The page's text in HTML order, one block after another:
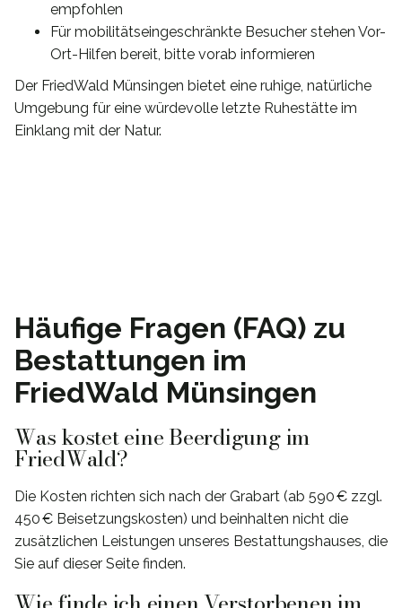
empfohlen
Für mobilitätseingeschränkte Besucher stehen Vor-
Ort-Hilfen bereit, bitte vorab informieren
Der FriedWald Münsingen bietet eine ruhige, natürliche
Umgebung für eine würdevolle letzte Ruhestätte im
Einklang mit der Natur.
Häufige Fragen (FAQ) zu
Bestattungen im
FriedWald Münsingen
Was kostet eine Beerdigung im
FriedWald?
Die Kosten richten sich nach der Grabart (ab 590 € zzgl.
450 € Beisetzungskosten) und beinhalten nicht die
zusätzlichen Leistungen unseres Bestattungshauses, die
Sie auf dieser Seite finden.